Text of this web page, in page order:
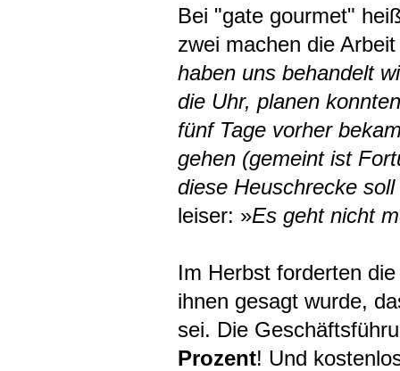
Bei "gate gourmet"
zwei machen die
haben uns behandelt
die Uhr, planen
fünf Tage vorher
gehen (gemeint ist
diese Heuschrecke
leiser: »Es geht nicht
Im Herbst forderten
ihnen gesagt wurde,
sei. Die
Prozent! Und